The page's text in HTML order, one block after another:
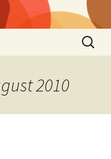
Search
for:
2010